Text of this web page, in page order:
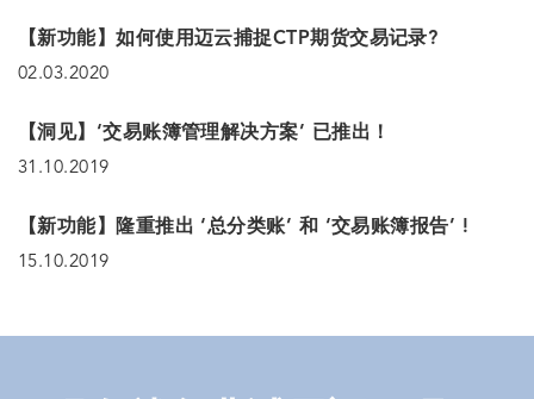
【新功能】如何使用迈云捕捉CTP期货交易记录?
02.03.2020
【洞见】‘交易账簿管理解决方案’ 已推出！
31.10.2019
【新功能】隆重推出 ‘总分类账’ 和 ‘交易账簿报告’ !
15.10.2019